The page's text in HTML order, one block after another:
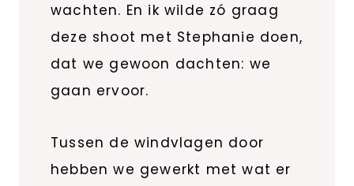
wachten. En ik wilde zó graag
deze shoot met Stephanie doen,
dat we gewoon dachten: we
gaan ervoor.
Tussen de windvlagen door
hebben we gewerkt met wat er